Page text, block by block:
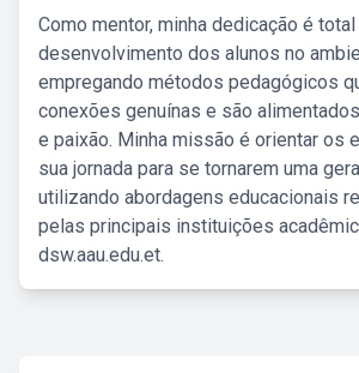
Como mentor, minha dedicação é total
desenvolvimento dos alunos no
empregando métodos pedagógicos
conexões genuínas e são
e paixão. Minha missão é orientar os
sua jornada para se tornarem uma
utilizando abordagens educacionais
pelas principais instituições
dsw.aau.edu.et.